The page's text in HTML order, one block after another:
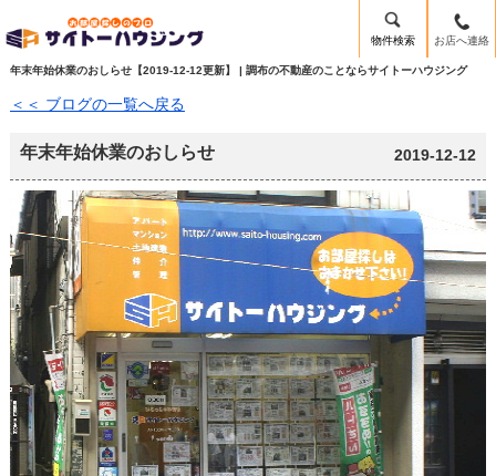
物件検索 お店へ連絡
年末年始休業のおしらせ【2019-12-12更新】 | 調布の不動産のことならサイトーハウジング
＜＜ ブログの一覧へ戻る
年末年始休業のおしらせ 2019-12-12